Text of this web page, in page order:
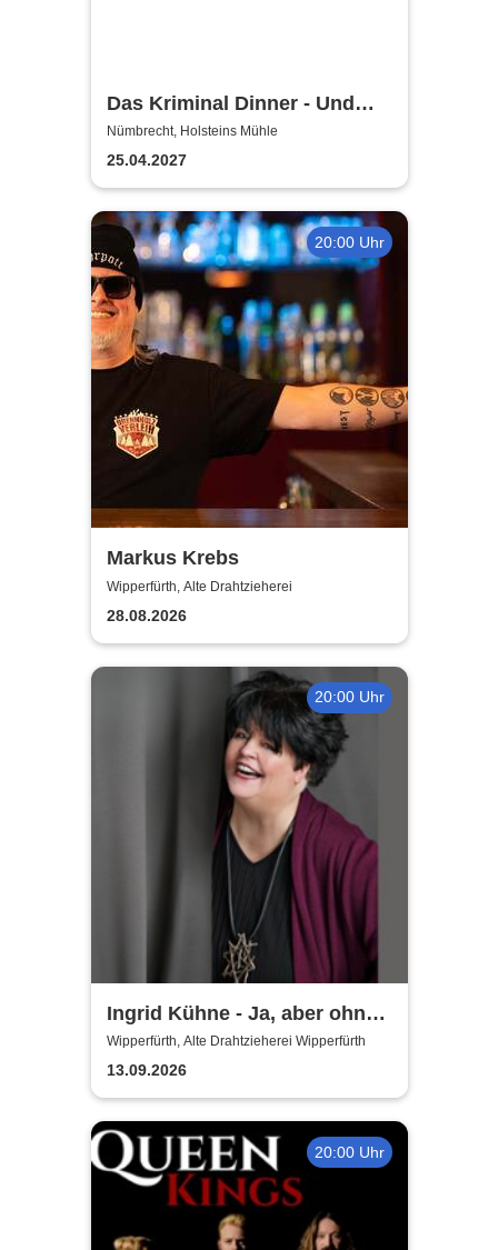
Das Kriminal Dinner - Und
raus bist du
Nümbrecht, Holsteins Mühle
25.04.2027
20:00 Uhr
Markus Krebs
Wipperfürth, Alte Drahtzieherei
28.08.2026
20:00 Uhr
Ingrid Kühne - Ja, aber ohne
mich!
Wipperfürth, Alte Drahtzieherei Wipperfürth
13.09.2026
20:00 Uhr